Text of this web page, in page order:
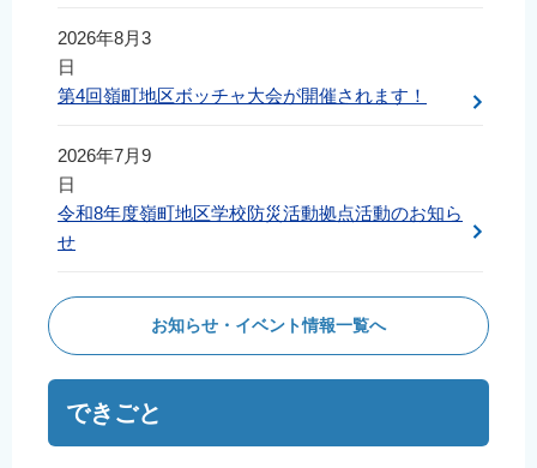
2026年8月3
日
第4回嶺町地区ボッチャ大会が開催されます！
2026年7月9
日
令和8年度嶺町地区学校防災活動拠点活動のお知ら
せ
お知らせ・イベント情報一覧へ
できごと